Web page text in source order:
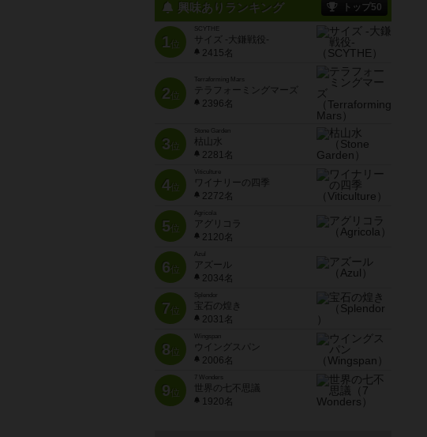
興味ありランキング トップ50
1位
SCYTHE
サイズ -大鎌戦役-
2415名
2位
Terraforming Mars
テラフォーミングマーズ
2396名
3位
Stone Garden
枯山水
2281名
4位
Viticulture
ワイナリーの四季
2272名
5位
Agricola
アグリコラ
2120名
6位
Azul
アズール
2034名
7位
宝石の煌き
2031名
8位
Wingspan
ウイングスパン
2006名
9位
7 Wonders
世界の七不思議
1920名